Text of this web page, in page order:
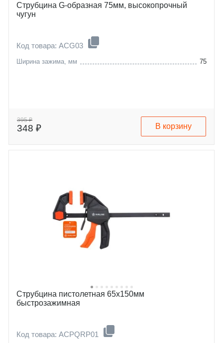
Струбцина G-образная 75мм, высокопрочный
чугун
Код товара: ACG03
Ширина зажима, мм 75
395 ₽
348 ₽ В корзину
Струбцина пистолетная 65х150мм
быстрозажимная
Код товара: ACPQRP01